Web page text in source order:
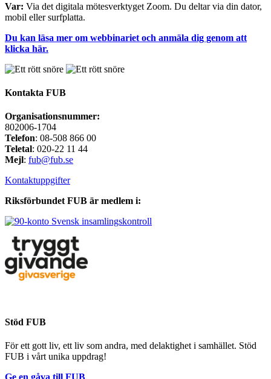
Var: Via det digitala mötesverktyget Zoom. Du deltar via din dator,
mobil eller surfplatta.
Du kan läsa mer om webbinariet och anmäla dig genom att
klicka här.
Kontakta FUB
Organisationsnummer:
802006-1704
Telefon: 08-508 866 00
Teletal: 020-22 11 44
Mejl: fub@fub.se
Kontaktuppgifter
Riksförbundet FUB är medlem i:
Stöd FUB
För ett gott liv, ett liv som andra, med delaktighet i samhället. Stöd
FUB i vårt unika uppdrag!
Ge en gåva till FUB